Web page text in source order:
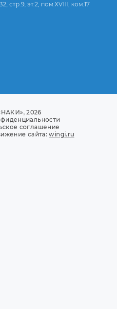
стр.9, эт.2, пом.XVIII, ком.17
2026
соглашение
сайта:wingi.ru